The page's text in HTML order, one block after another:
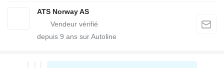
ATS Norway AS
depuis 9 ans sur Autoline